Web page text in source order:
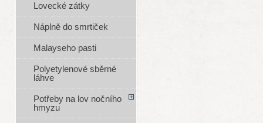
Lovecké zátky
Náplně do smrtiček
Malayseho pasti
Polyetylenové sběrné
láhve
Potřeby na lov nočního
hmyzu